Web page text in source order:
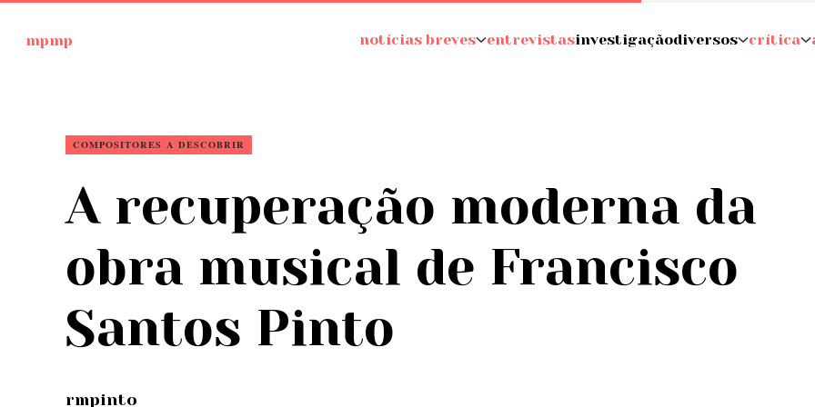
para
mpmp notícias breves entrevistasinvestigaçãodiversos crítica
COMPOSITORES A DESCOBRIR
A recuperação moderna da
obra musical de Francisco
Santos Pinto
rmpinto